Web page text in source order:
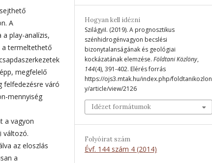
A
play-analízis,
a termeltethető
megfelelő
felfedezésre váró
mennyiség
a vagyon
változó.
az eloszlás
a
Hogyan kell idézni
SzilágyiI. (2019). A prognosztikus
szénhidrogénvagyon becslési
bizonytalanságának és geológiai
kockázatának elemzése. Földtani Közlöny,
144(4), 391-402. Elérés forrás
https://ojs3.mtak.hu/index.php/foldtanikozlon
y/article/view/2126
Idézet formátumok
Folyóirat szám
Évf. 144 szám 4 (2014)